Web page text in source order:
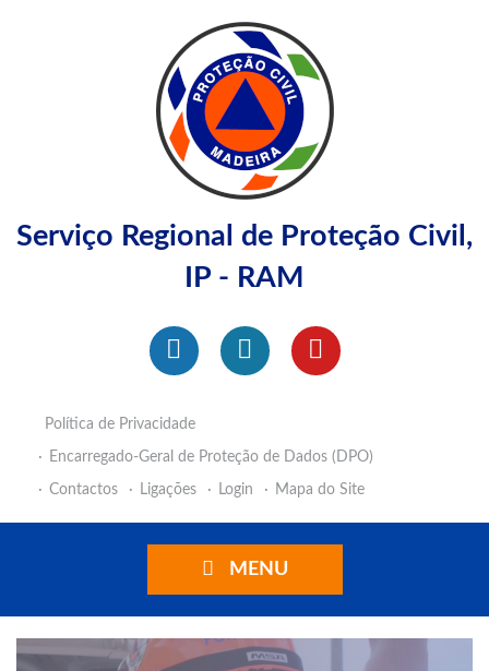
Serviço Regional de Proteção Civil,
IP - RAM
Política de Privacidade
Encarregado-Geral de Proteção de Dados (DPO)
Contactos
Ligações Login Mapa do Site
MENU